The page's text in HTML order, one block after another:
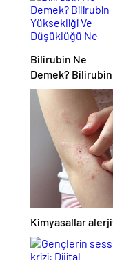
Bilirubin Ne
Demek? Bilirubin
Yüksekliği Ve
Düşüklüğü Ne
Anlama Gelir?
Kimyasallar